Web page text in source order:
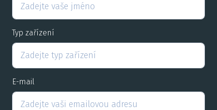
Typ zařízení
E-mail